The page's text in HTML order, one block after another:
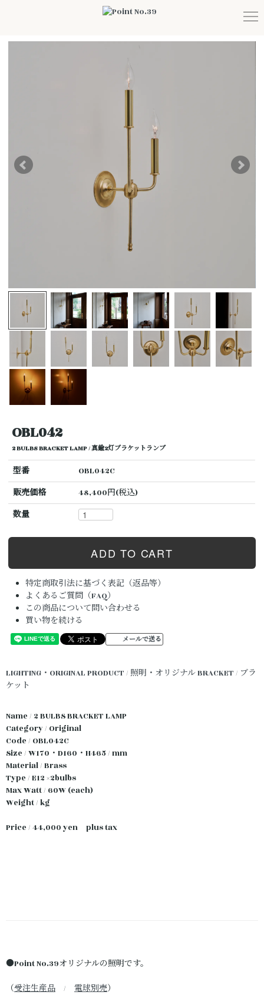
OBL042
2 BULBS BRACKET LAMP / 真鍮2灯ブラケットランプ
型番
OBL042C
販売価格
48,400円(税込)
数量
特定商取引法に基づく表記（返品等）
よくあるご質問（FAQ）
この商品について問い合わせる
買い物を続ける
メールで送る
LIGHTING・ORIGINAL PRODUCT / 照明・オリジナルBRACKET / ブラ
ケット
Name / 2 BULBS BRACKET LAMP
Category / Original
Code / OBL042C
Size / W170・D160・H465 / mm
Material / Brass
Type / E12 ×2bulbs
Max Watt / 60W (each)
Weight / kg
Price / 44,000 yen plus tax
●Point No.39オリジナルの照明です。
（受注生産品 / 電球別売）